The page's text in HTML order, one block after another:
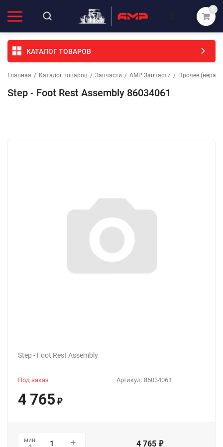
0
КАТАЛОГ ТОВАРОВ
Главная / Каталог товаров / Запчасти / АМР Запчасти / Прочее
Step - Foot Rest Assembly 86034061
Step - Foot Rest Assembly
Артикул: 86034061
Под заказ
4 765 ₽
мин.
4 765 ₽